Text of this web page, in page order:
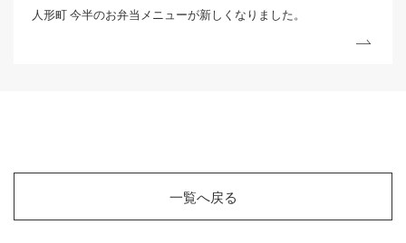
人形町 今半のお弁当メニューが新しくなりました。
一覧へ戻る